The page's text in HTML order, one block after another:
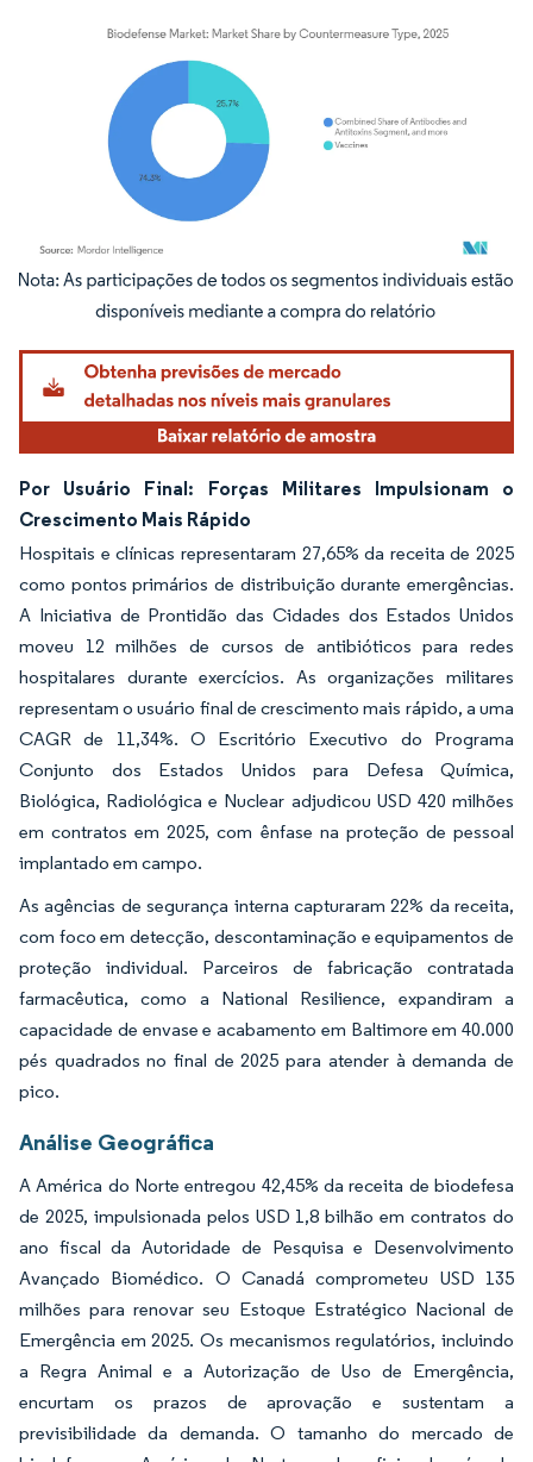
Imagem © Mordor Intelligence. O reuso requer atribuição conforme CC BY 4.0.
Por Usuário Final: Forças Militares Impulsionam o
Crescimento Mais Rápido
Hospitais e clínicas representaram 27,65% da receita de 2025
como pontos primários de distribuição durante emergências.
A Iniciativa de Prontidão das Cidades dos Estados Unidos
moveu 12 milhões de cursos de antibióticos para redes
hospitalares durante exercícios. As organizações militares
representam o usuário final de crescimento mais rápido, a uma
CAGR de 11,34%. O Escritório Executivo do Programa
Conjunto dos Estados Unidos para Defesa Química,
Biológica, Radiológica e Nuclear adjudicou USD 420 milhões
em contratos em 2025, com ênfase na proteção de pessoal
implantado em campo.
As agências de segurança interna capturaram 22% da receita,
com foco em detecção, descontaminação e equipamentos de
proteção individual. Parceiros de fabricação contratada
farmacêutica, como a National Resilience, expandiram a
capacidade de envase e acabamento em Baltimore em 40.000
pés quadrados no final de 2025 para atender à demanda de
pico.
Análise Geográfica
A América do Norte entregou 42,45% da receita de biodefesa
de 2025, impulsionada pelos USD 1,8 bilhão em contratos do
ano fiscal da Autoridade de Pesquisa e Desenvolvimento
Avançado Biomédico. O Canadá comprometeu USD 135
milhões para renovar seu Estoque Estratégico Nacional de
Emergência em 2025. Os mecanismos regulatórios, incluindo
a Regra Animal e a Autorização de Uso de Emergência,
encurtam os prazos de aprovação e sustentam a
previsibilidade da demanda. O tamanho do mercado de